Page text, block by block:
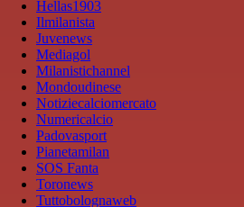
Hellas1903
Ilmilanista
Juvenews
Mediagol
Milanistichannel
Mondoudinese
Notiziecalciomercato
Numericalcio
Padovasport
Pianetamilan
SOS Fanta
Toronews
Tuttobolognaweb